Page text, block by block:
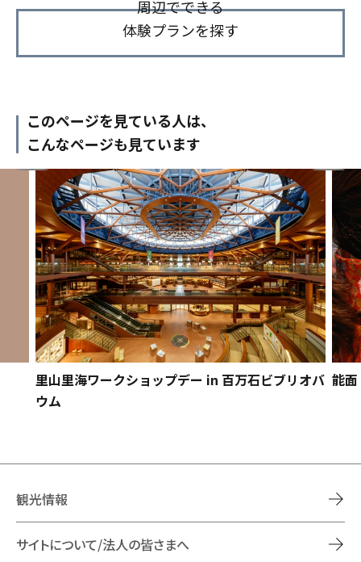
周辺でできる
体験プランを探す
このページを見ている人は、
こんなページも見ています
里山里海ワークショップデー in 百万石ビブリオバ
ウム
能
観光情報
サイトについて/法人の皆さまへ